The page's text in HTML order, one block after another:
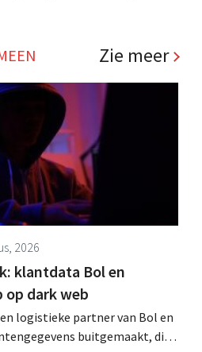
Zie meer
2026
klantdata Bol en
op dark web
logistieke partner van Bol en
buitgemaakt, die